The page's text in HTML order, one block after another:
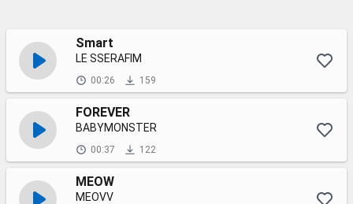
Smart
LE SSERAFIM
00:26 159
FOREVER
BABYMONSTER
00:37 122
MEOW
MEOVV